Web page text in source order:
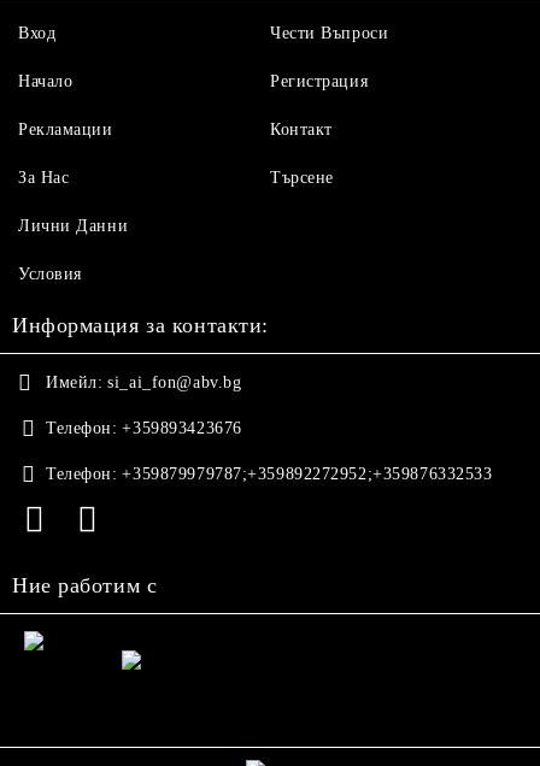
Вход
Начало
Рекламации
За Нас
Чести Въпроси
Регистрация
Контакт
Търсене
Лични Данни
Условия
Информация за контакти:
Имейл: si_ai_fon@abv.bg
Телефон: +359893423676
Телефон: +359879979787;+359892272952;+359876332533
Ние работим с